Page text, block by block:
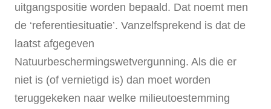
uitgangspositie worden bepaald. Dat noemt men
de ‘referentiesituatie’. Vanzelfsprekend is dat de
laatst afgegeven
Natuurbeschermingswetvergunning. Als die er
niet is (of vernietigd is) dan moet worden
teruggekeken naar welke milieutoestemming